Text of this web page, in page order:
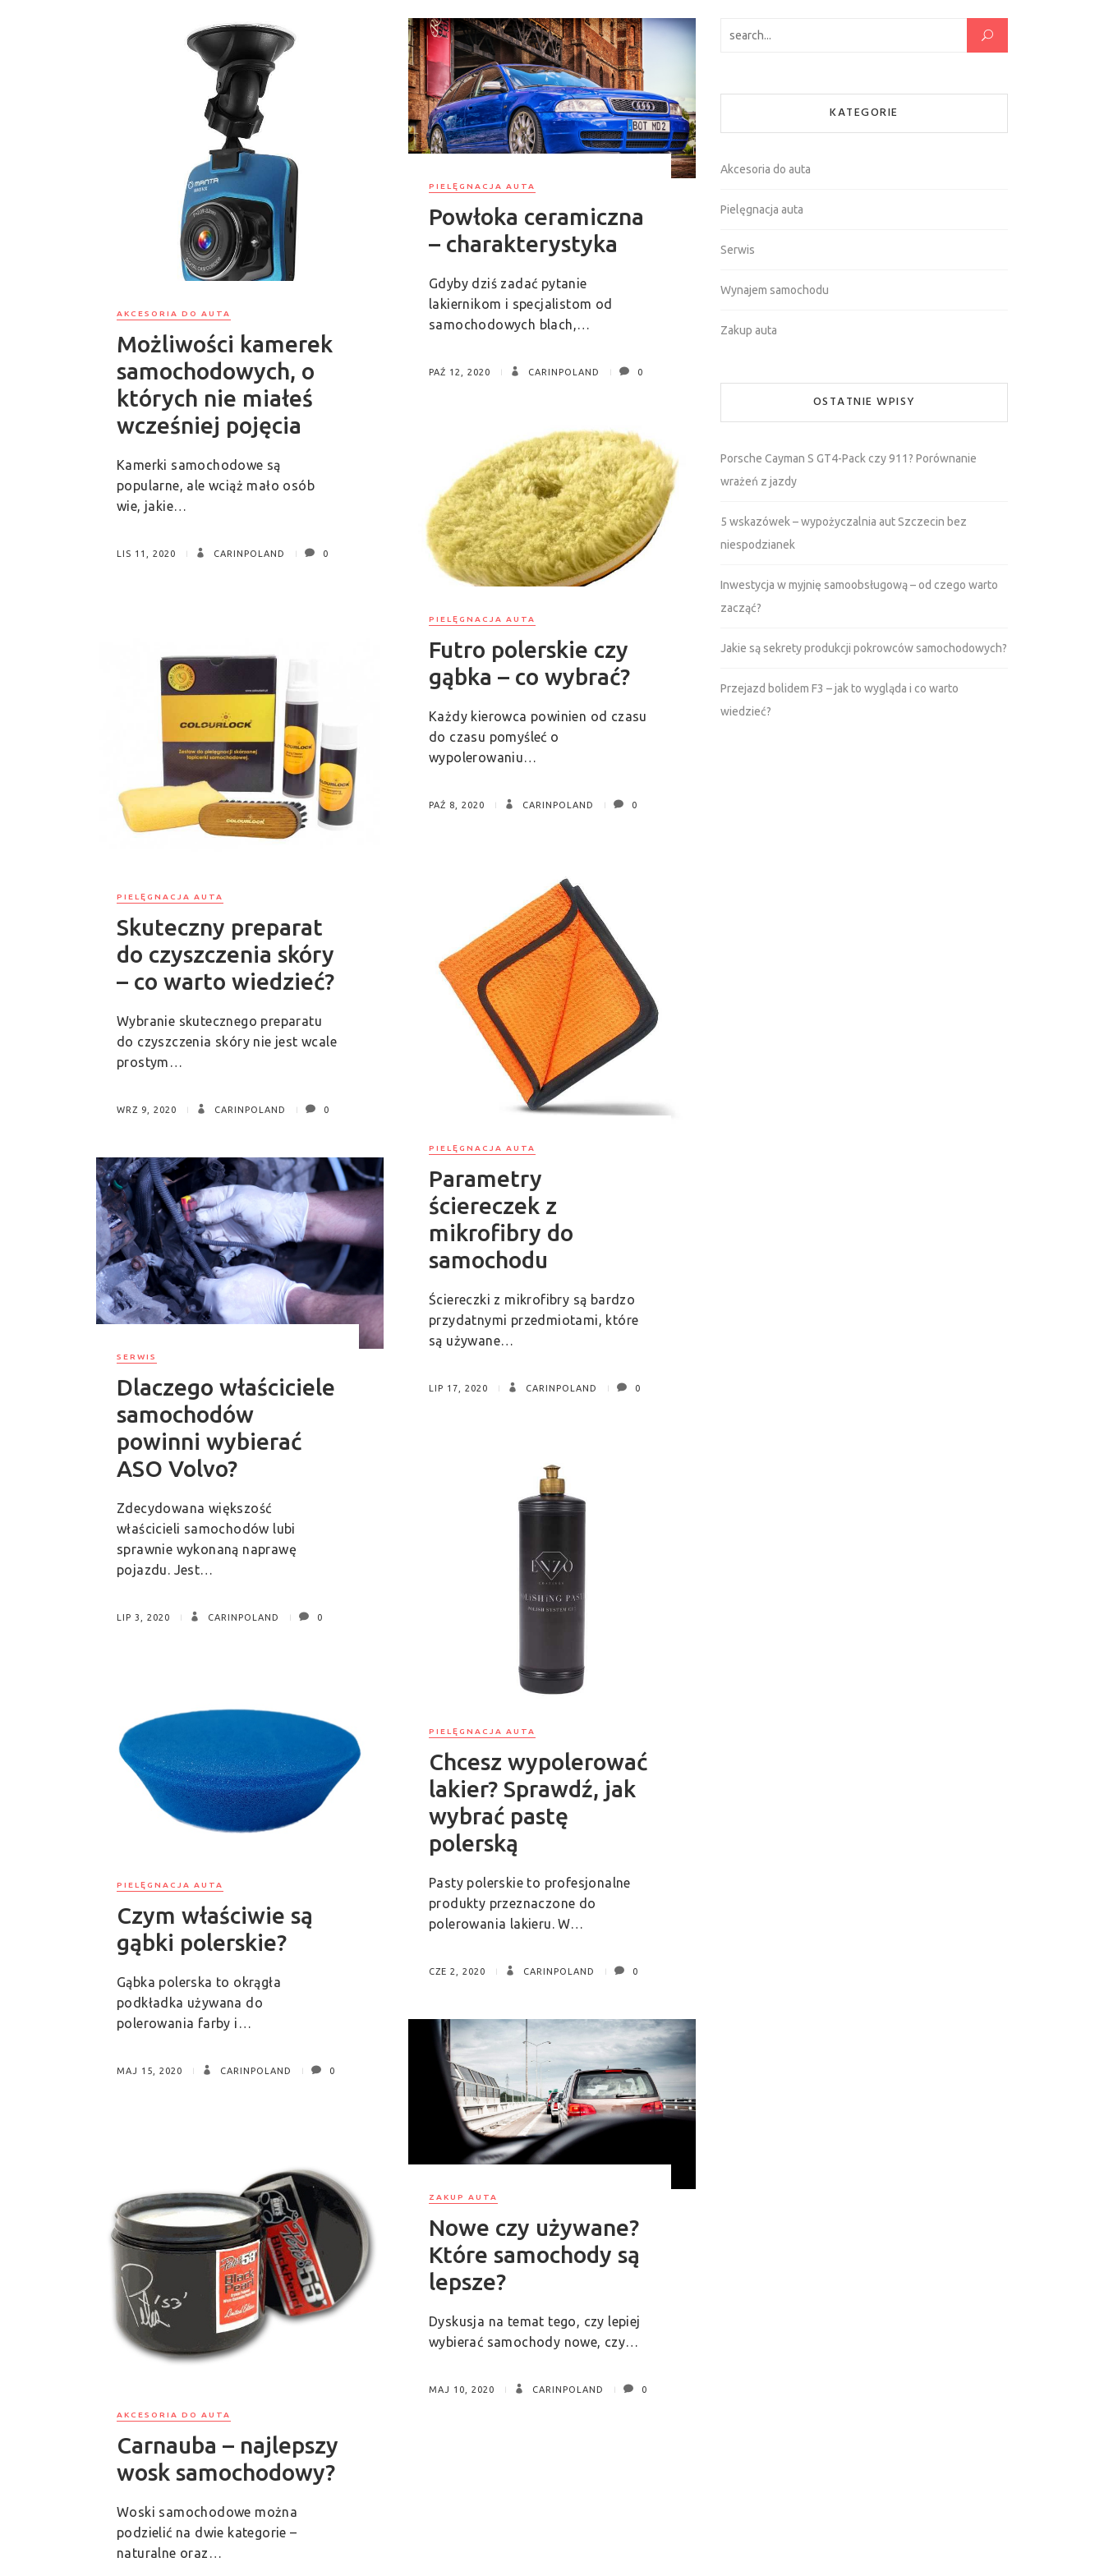
AKCESORIA DO AUTA
Możliwości kamerek
samochodowych, o
których nie miałeś
wcześniej pojęcia
Kamerki samochodowe są
popularne, ale wciąż mało osób
wie, jakie…
LIS 11, 2020 CARINPOLAND 0
PIELĘGNACJA AUTA
Powłoka ceramiczna
– charakterystyka
Gdyby dziś zadać pytanie
lakiernikom i specjalistom od
samochodowych blach,…
PAŹ 12, 2020 CARINPOLAND 0
PIELĘGNACJA AUTA
Futro polerskie czy
gąbka – co wybrać?
Każdy kierowca powinien od czasu
do czasu pomyśleć o
wypolerowaniu…
PAŹ 8, 2020 CARINPOLAND 0
PIELĘGNACJA AUTA
Skuteczny preparat
do czyszczenia skóry
– co warto wiedzieć?
Wybranie skutecznego preparatu
do czyszczenia skóry nie jest wcale
prostym…
WRZ 9, 2020 CARINPOLAND 0
PIELĘGNACJA AUTA
Parametry
ściereczek z
mikrofibry do
samochodu
Ściereczki z mikrofibry są bardzo
przydatnymi przedmiotami, które
są używane…
LIP 17, 2020 CARINPOLAND 0
SERWIS
Dlaczego właściciele
samochodów
powinni wybierać
ASO Volvo?
Zdecydowana większość
właścicieli samochodów lubi
sprawnie wykonaną naprawę
pojazdu. Jest…
LIP 3, 2020 CARINPOLAND 0
PIELĘGNACJA AUTA
Chcesz wypolerować
lakier? Sprawdź, jak
wybrać pastę
polerską
Pasty polerskie to profesjonalne
produkty przeznaczone do
polerowania lakieru. W…
CZE 2, 2020 CARINPOLAND 0
PIELĘGNACJA AUTA
Czym właściwie są
gąbki polerskie?
Gąbka polerska to okrągła
podkładka używana do
polerowania farby i…
MAJ 15, 2020 CARINPOLAND 0
ZAKUP AUTA
Nowe czy używane?
Które samochody są
lepsze?
Dyskusja na temat tego, czy lepiej
wybierać samochody nowe, czy…
MAJ 10, 2020 CARINPOLAND 0
AKCESORIA DO AUTA
Carnauba – najlepszy
wosk samochodowy?
Woski samochodowe można
podzielić na dwie kategorie –
naturalne oraz…
KATEGORIE
Akcesoria do auta
Pielęgnacja auta
Serwis
Wynajem samochodu
Zakup auta
OSTATNIE WPISY
Porsche Cayman S GT4-Pack czy 911? Porównanie
wrażeń z jazdy
5 wskazówek – wypożyczalnia aut Szczecin bez
niespodzianek
Inwestycja w myjnię samoobsługową – od czego warto
zacząć?
Jakie są sekrety produkcji pokrowców samochodowych?
Przejazd bolidem F3 – jak to wygląda i co warto
wiedzieć?